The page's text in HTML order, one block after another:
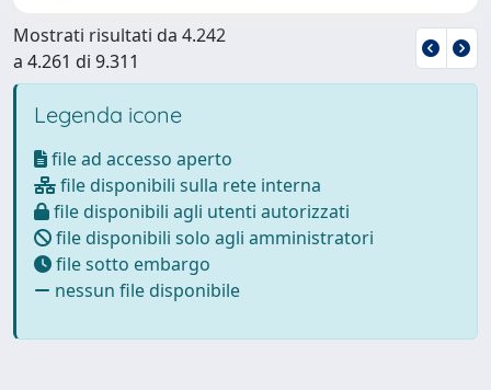
Mostrati risultati da 4.242
a 4.261 di 9.311
Legenda icone
file ad accesso aperto
file disponibili sulla rete interna
file disponibili agli utenti autorizzati
file disponibili solo agli amministratori
file sotto embargo
nessun file disponibile